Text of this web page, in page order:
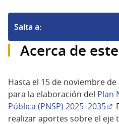
Acerca de
Hasta el 15 de noviembre
para la elaboración del Plan
Pública (PNSP) 2025–2035
realizar aportes sobre el eje
Salta a: